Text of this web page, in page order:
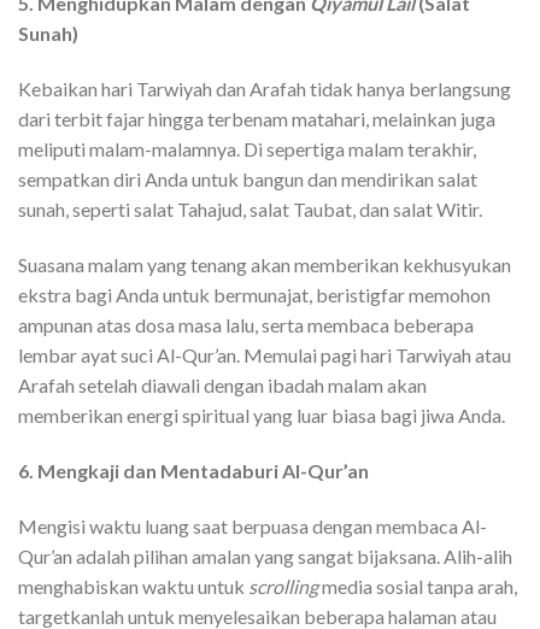
Sunah)
Kebaikan hari Tarwiyah dan Arafah tidak hanya berlangsung
dari terbit fajar hingga terbenam matahari, melainkan juga
meliputi malam-malamnya. Di sepertiga malam terakhir,
sempatkan diri Anda untuk bangun dan mendirikan salat
sunah, seperti salat Tahajud, salat Taubat, dan salat Witir.
Suasana malam yang tenang akan memberikan kekhusyukan
ekstra bagi Anda untuk bermunajat, beristigfar memohon
ampunan atas dosa masa lalu, serta membaca beberapa
lembar ayat suci Al-Qur’an. Memulai pagi hari Tarwiyah atau
Arafah setelah diawali dengan ibadah malam akan
memberikan energi spiritual yang luar biasa bagi jiwa Anda.
6. Mengkaji dan Mentadaburi Al-Qur’an
Mengisi waktu luang saat berpuasa dengan membaca Al-
Qur’an adalah pilihan amalan yang sangat bijaksana. Alih-alih
menghabiskan waktu untuk scrollingmedia sosial tanpa arah,
targetkanlah untuk menyelesaikan beberapa halaman atau